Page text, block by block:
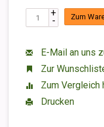
+
- Zum
E-Mail an uns
Zur
Zum Vergleich
Drucken